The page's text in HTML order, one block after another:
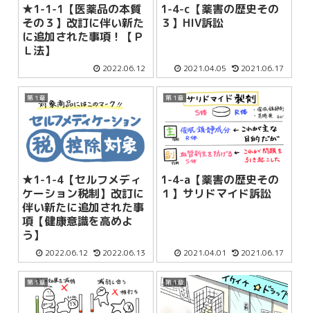
★1-1-1【医薬品の本質
その３】改訂に伴い新た
に追加された事項！【Ｐ
Ｌ法】
2022.06.12
1-4-c【薬害の歴史その
３】HIV訴訟
2021.04.05 2021.06.17
第１章
★1-1-4【セルフメディ
ケーション税制】改訂に
伴い新たに追加された事
項【健康意識を高めよ
う】
2022.06.12 2022.06.13
第１章
1-4-a【薬害の歴史その
１】サリドマイド訴訟
2021.04.01 2021.06.17
第１章 第１章